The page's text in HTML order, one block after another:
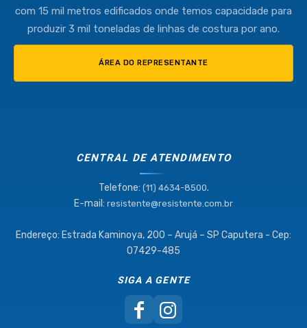
(11) 4634-8500
com 15 mil metros edificados onde temos capacidade para
produzir 3 mil toneladas de linhas de costura por ano.
ÁREA DO REPRESENTANTE
CENTRAL DE ATENDIMENTO
Telefone: (11) 4634-8500.
E-mail: resistente@resistente.com.br
Endereço: Estrada Kaminoya, 200 – Arujá – SP Caputera - Cep:
07429-485
SIGA A GENTE